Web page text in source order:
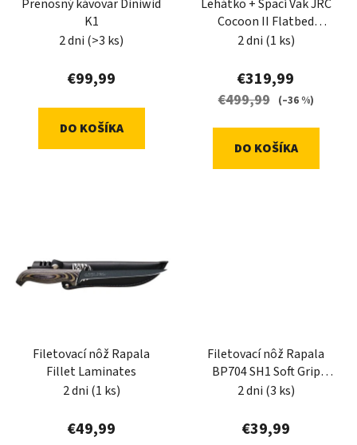
Prenosný kávovar Diniwid
K1
2 dni (>3 ks)
€99,99
DO KOŠÍKA
Lehátko + Spací Vak JRC
Cocoon II Flatbed
Sleepsystem Wide
2 dni (1 ks)
€319,99
€499,99 (–36 %)
DO KOŠÍKA
Filetovací nôž Rapala
Fillet Laminates
2 dni (1 ks)
€49,99
Filetovací nôž Rapala
BP704 SH1 Soft Grip
Fillet 19cm
2 dni (3 ks)
€39,99